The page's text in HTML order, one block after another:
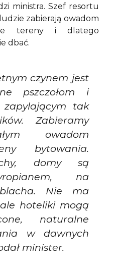
ministra. Szef resortu
zabierają owadom
tereny i dlatego
dbać.
czynem jest
pszczołom i
tak
Zabieramy
owadom
bytowania.
domy są
na
Nie ma
ale hoteliki mogą
naturalne
w dawnych
minister.